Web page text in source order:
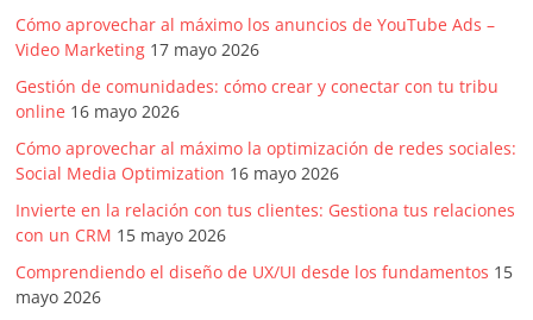
Cómo aprovechar al máximo los anuncios de YouTube Ads –
Video Marketing 17 mayo 2026
Gestión de comunidades: cómo crear y conectar con tu tribu
online 16 mayo 2026
Cómo aprovechar al máximo la optimización de redes sociales:
Social Media Optimization 16 mayo 2026
Invierte en la relación con tus clientes: Gestiona tus relaciones
con un CRM 15 mayo 2026
Comprendiendo el diseño de UX/UI desde los fundamentos 15
mayo 2026